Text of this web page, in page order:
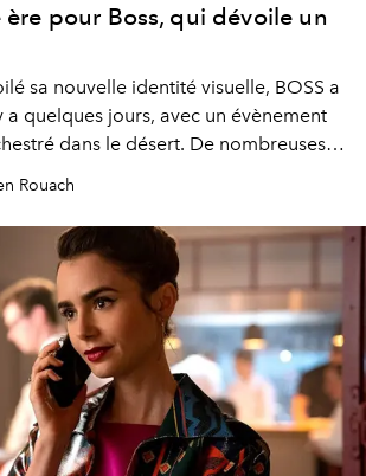
pour Boss, qui dévoile un
sa nouvelle identité visuelle, BOSS a
a quelques jours, avec un évènement
dans le désert. De nombreuses
le déplacement.
Rouach